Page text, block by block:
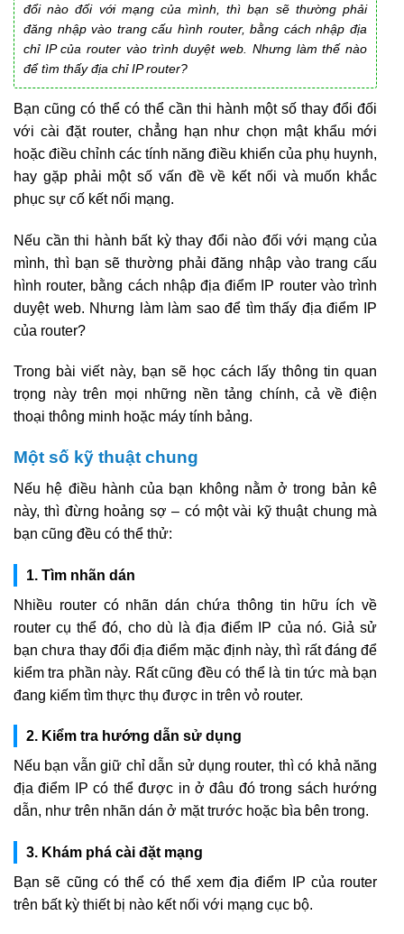
đổi nào đối với mạng của mình, thì bạn sẽ thường phải
đăng nhập vào trang cấu hình router, bằng cách nhập địa
chỉ IP của router vào trình duyệt web. Nhưng làm thế nào
để tìm thấy địa chỉ IP router?
Bạn cũng có thể có thể cần thi hành một số thay đổi đối
với cài đặt router, chẳng hạn như chọn mật khẩu mới
hoặc điều chỉnh các tính năng điều khiển của phụ huynh,
hay gặp phải một số vấn đề về kết nối và muốn khắc
phục sự cố kết nối mạng.
Nếu cần thi hành bất kỳ thay đổi nào đối với mạng của
mình, thì bạn sẽ thường phải đăng nhập vào trang cấu
hình router, bằng cách nhập địa điểm IP router vào trình
duyệt web. Nhưng làm làm sao để tìm thấy địa điểm IP
của router?
Trong bài viết này, bạn sẽ học cách lấy thông tin quan
trọng này trên mọi những nền tảng chính, cả về điện
thoại thông minh hoặc máy tính bảng.
Một số kỹ thuật chung
Nếu hệ điều hành của bạn không nằm ở trong bản kê
này, thì đừng hoảng sợ – có một vài kỹ thuật chung mà
bạn cũng đều có thể thử:
1. Tìm nhãn dán
Nhiều router có nhãn dán chứa thông tin hữu ích về
router cụ thể đó, cho dù là địa điểm IP của nó. Giả sử
bạn chưa thay đổi địa điểm mặc định này, thì rất đáng để
kiểm tra phần này. Rất cũng đều có thể là tin tức mà bạn
đang kiếm tìm thực thụ được in trên vỏ router.
2. Kiểm tra hướng dẫn sử dụng
Nếu bạn vẫn giữ chỉ dẫn sử dụng router, thì có khả năng
địa điểm IP có thể được in ở đâu đó trong sách hướng
dẫn, như trên nhãn dán ở mặt trước hoặc bìa bên trong.
3. Khám phá cài đặt mạng
Bạn sẽ cũng có thể có thể xem địa điểm IP của router
trên bất kỳ thiết bị nào kết nối với mạng cục bộ.